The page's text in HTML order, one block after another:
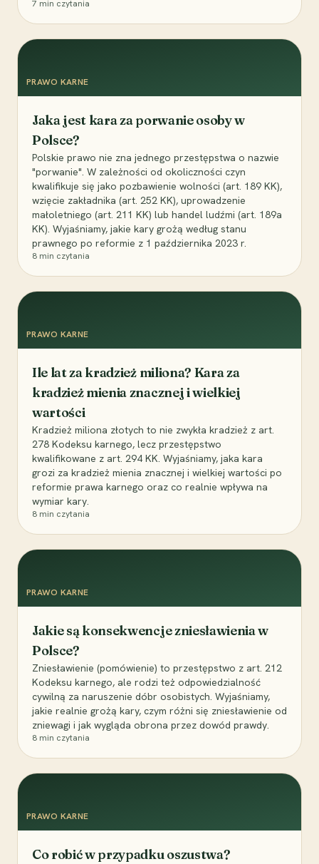
7 min czytania
PRAWO KARNE
Jaka jest kara za porwanie osoby w
Polsce?
Polskie prawo nie zna jednego przestępstwa o nazwie
"porwanie". W zależności od okoliczności czyn
kwalifikuje się jako pozbawienie wolności (art. 189 KK),
wzięcie zakładnika (art. 252 KK), uprowadzenie
małoletniego (art. 211 KK) lub handel ludźmi (art. 189a
KK). Wyjaśniamy, jakie kary grożą według stanu
prawnego po reformie z 1 października 2023 r.
8 min czytania
PRAWO KARNE
Ile lat za kradzież miliona? Kara za
kradzież mienia znacznej i wielkiej
wartości
Kradzież miliona złotych to nie zwykła kradzież z art.
278 Kodeksu karnego, lecz przestępstwo
kwalifikowane z art. 294 KK. Wyjaśniamy, jaka kara
grozi za kradzież mienia znacznej i wielkiej wartości po
reformie prawa karnego oraz co realnie wpływa na
wymiar kary.
8 min czytania
PRAWO KARNE
Jakie są konsekwencje zniesławienia w
Polsce?
Zniesławienie (pomówienie) to przestępstwo z art. 212
Kodeksu karnego, ale rodzi też odpowiedzialność
cywilną za naruszenie dóbr osobistych. Wyjaśniamy,
jakie realnie grożą kary, czym różni się zniesławienie od
zniewagi i jak wygląda obrona przez dowód prawdy.
8 min czytania
PRAWO KARNE
Co robić w przypadku oszustwa?